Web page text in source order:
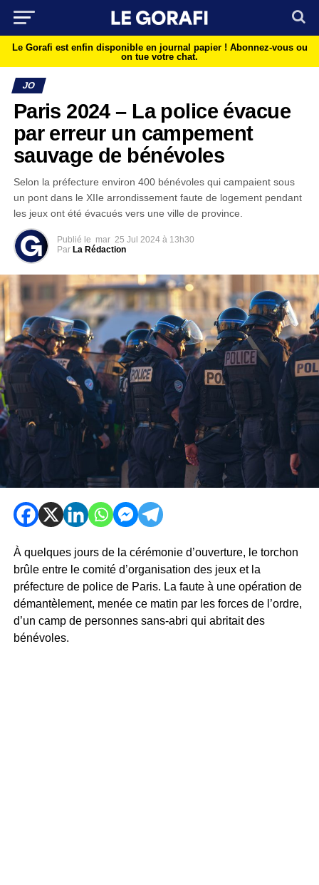
Le Gorafi est enfin disponible en journal papier ! Abonnez-vous ou
on tue votre chat.
JO
Paris 2024 – La police évacue
par erreur un campement
sauvage de bénévoles
Selon la préfecture environ 400 bénévoles qui campaient sous
un pont dans le XIIe arrondissement faute de logement pendant
les jeux ont été évacués vers une ville de province.
Publié le mar 25 Jul 2024 à 13h30
Par La Rédaction
À quelques jours de la cérémonie d’ouverture, le torchon
brûle entre le comité d’organisation des jeux et la
préfecture de police de Paris. La faute à une opération de
démantèlement, menée ce matin par les forces de l’ordre,
d’un camp de personnes sans-abri qui abritait des
bénévoles.